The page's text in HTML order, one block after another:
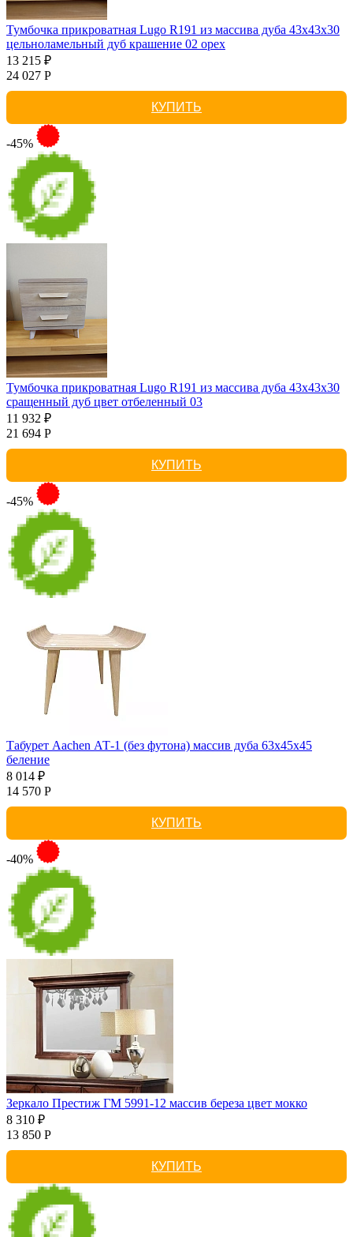
Тумбочка прикроватная Lugo R191 из массива дуба 43х43х30
цельноламельный дуб крашение 02 орех
13 215 ₽
24 027 Р
КУПИТЬ
-45%
Тумбочка прикроватная Lugo R191 из массива дуба 43х43х30
сращенный дуб цвет отбеленный 03
11 932 ₽
21 694 Р
КУПИТЬ
-45%
Табурет Aachen АТ-1 (без футона) массив дуба 63х45х45
беление
8 014 ₽
14 570 Р
КУПИТЬ
-40%
Зеркало Престиж ГМ 5991-12 массив береза цвет мокко
8 310 ₽
13 850 Р
КУПИТЬ